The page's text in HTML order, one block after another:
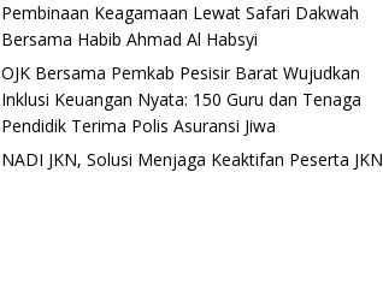
Pembinaan Keagamaan Lewat Safari Dakwah
Bersama Habib Ahmad Al Habsyi
OJK Bersama Pemkab Pesisir Barat Wujudkan
Inklusi Keuangan Nyata: 150 Guru dan Tenaga
Pendidik Terima Polis Asuransi Jiwa
NADI JKN, Solusi Menjaga Keaktifan Peserta JKN